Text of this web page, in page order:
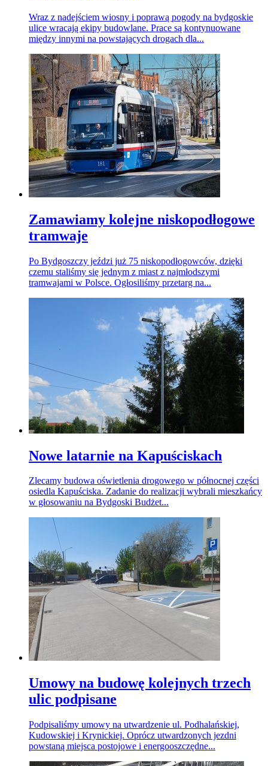
Wraz z nadejściem wiosny i poprawą pogody na bydgoskie
ulice wracają ekipy budowlane. Prace są kontynuowane
między innymi na powstających drogach dla...
Zamawiamy kolejne niskopodłogowe
tramwaje
Po Bydgoszczy jeździ już 75 niskopodłogowców, dzięki
czemu staliśmy się jednym z miast z najmłodszymi
tramwajami w Polsce. Ogłosiliśmy przetarg na...
Nowe latarnie na Kapuściskach
Zlecamy budowa oświetlenia drogowego w północnej części
osiedla Kapuściska. Zadanie do realizacji wybrali mieszkańcy
w głosowaniu na Bydgoski Budżet...
Umowy na budowę kolejnych trzech
ulic podpisane
Podpisaliśmy umowy na utwardzenie ul. Podhalańskiej,
Kudowskiej i Krynickiej. Oprócz utwardzonych jezdni
powstaną miejsca postojowe i energooszczędne...